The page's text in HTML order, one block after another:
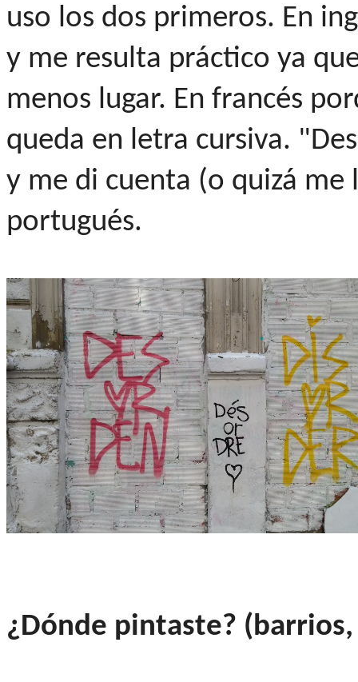
uso los dos primeros. En
y me resulta práctico ya
menos lugar. En francés
queda en letra cursiva.
y me di cuenta (o quizá
portugués.
¿Dónde pintaste?